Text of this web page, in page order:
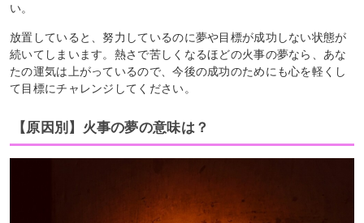
い。
放置していると、努力しているのに夢や目標が成功しない状態が
続いてしまいます。熱さで苦しくなるほどの火事の夢なら、あな
たの運気は上がっているので、今後の成功のためにも心を軽くし
て目標にチャレンジしてください。
【原因別】火事の夢の意味は？